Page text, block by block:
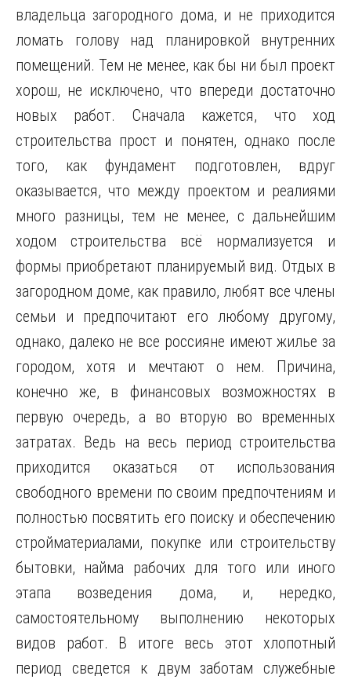
владельца загородного дома, и не приходится
ломать голову над планировкой внутренних
помещений. Тем не менее, как бы ни был проект
хорош, не исключено, что впереди достаточно
новых работ. Сначала кажется, что ход
строительства прост и понятен, однако после
того, как фундамент подготовлен, вдруг
оказывается, что между проектом и реалиями
много разницы, тем не менее, с дальнейшим
ходом строительства всё нормализуется и
формы приобретают планируемый вид. Отдых в
загородном доме, как правило, любят все члены
семьи и предпочитают его любому другому,
однако, далеко не все россияне имеют жилье за
городом, хотя и мечтают о нем. Причина,
конечно же, в финансовых возможностях в
первую очередь, а во вторую во временных
затратах. Ведь на весь период строительства
приходится оказаться от использования
свободного времени по своим предпочтениям и
полностью посвятить его поиску и обеспечению
стройматериалами, покупке или строительству
бытовки, найма рабочих для того или иного
этапа возведения дома, и, нередко,
самостоятельному выполнению некоторых
видов работ. В итоге весь этот хлопотный
период сведется к двум заботам служебные